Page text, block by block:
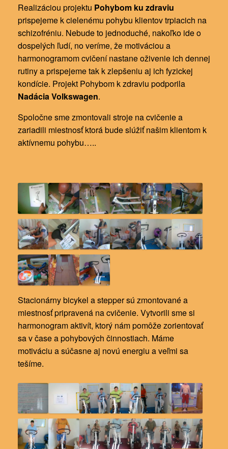
Realizáciou projektu Pohybom ku zdraviu
prispejeme k cielenému pohybu klientov trpiacich na
schizofréniu. Nebude to jednoduché, nakoľko ide o
dospelých ľudí, no veríme, že motiváciou a
harmonogramom cvičení nastane oživenie ich dennej
rutiny a prispejeme tak k zlepšeniu aj ich fyzickej
kondície. Projekt Pohybom k zdraviu podporila
NadáciaVolkswagen.
Spoločne sme zmontovali stroje na cvičenie a
zariadili miestnosť ktorá bude slúžiť našim klientom k
aktívnemu pohybu…..
Stacionárny bicykel a stepper sú zmontované a
miestnosť pripravená na cvičenie. Vytvorili sme si
harmonogram aktivít, ktorý nám pomôže zorientovať
sa v čase a pohybových činnostiach. Máme
motiváciu a súčasne aj novú energiu a veľmi sa
tešíme.